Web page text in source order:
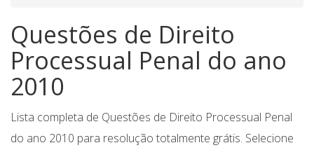
Questões de Direito
Processual Penal do ano
2010
Lista completa de Questões de Direito Processual Penal
do ano 2010 para resolução totalmente grátis. Selecione